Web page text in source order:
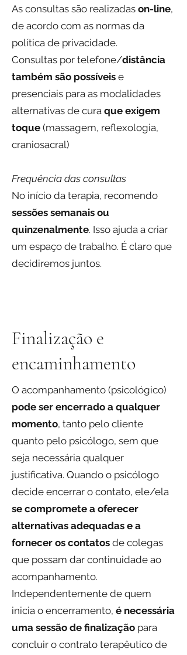
As consultas são realizadas on-line,
de acordo com as normas da
política de privacidade.
Consultas por telefone/distância
também são possíveis e
presenciais para as modalidades
alternativas de cura que exigem
toque (massagem, reflexologia,
craniosacral)
Frequência das consultas
No início da terapia, recomendo
sessões semanais ou
quinzenalmente. Isso ajuda a criar
um espaço de trabalho. É claro que
decidiremos juntos.
Finalização e
encaminhamento
O acompanhamento (psicológico)
pode ser encerrado a qualquer
momento, tanto pelo cliente
quanto pelo psicólogo, sem que
seja necessária qualquer
justificativa. Quando o psicólogo
decide encerrar o contato, ele/ela
se compromete a oferecer
alternativas adequadas e a
fornecer os contatos de colegas
que possam dar continuidade ao
acompanhamento.
Independentemente de quem
inicia o encerramento, é necessária
uma sessão de finalização para
concluir o contrato terapêutico de